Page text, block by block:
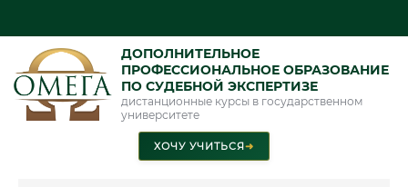
ДОПОЛНИТЕЛЬНОЕ
ПРОФЕССИОНАЛЬНОЕ ОБРАЗОВАНИЕ
ПО СУДЕБНОЙ ЭКСПЕРТИЗЕ
дистанционные курсы в государственном
университете
ХОЧУ УЧИТЬСЯ➜